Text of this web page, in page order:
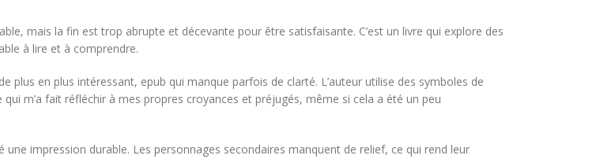
mais la fin est trop abrupte et décevante pour être satisfaisante. C’est un livre qui explore des
à lire et à comprendre.
en plus intéressant, epub qui manque parfois de clarté. L’auteur utilise des symboles de
m’a fait réfléchir à mes propres croyances et préjugés, même si cela a été un peu
une impression durable. Les personnages secondaires manquent de relief, ce qui rend leur